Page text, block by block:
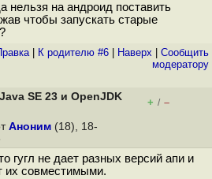
нельзя на андроид поставить
чтобы запускать старые
| К родителю #6 Наверх
Cообщить
модератору
SE 23 и OpenJDK
+ / –
Аноним (18), 18-
гугл не дает разных версий апи и
их совместимыми.